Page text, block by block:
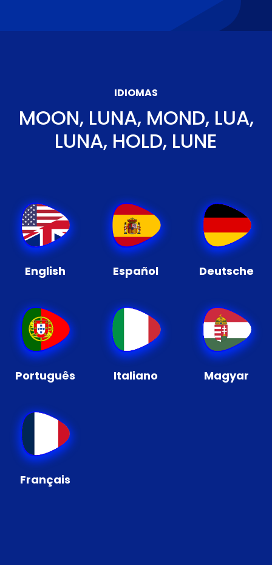
IDIOMAS
MOON, LUNA, MOND, LUA,
LUNA, HOLD, LUNE
English Español Deutsche
Português Italiano Magyar
Français